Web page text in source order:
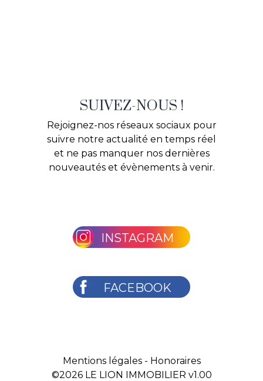
SUIVEZ-NOUS !
Rejoignez-nos réseaux sociaux pour
suivre notre actualité en temps réel
et ne pas manquer nos dernières
nouveautés et évènements à venir.
INSTAGRAM
FACEBOOK
Mentions légales- Honoraires
©2026 LE LION IMMOBILIER v1.00